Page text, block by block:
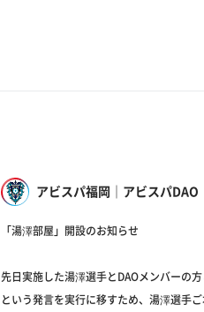
アビスパ福岡｜アビスパDAO
「湯澤部屋」開設のお知らせ
先日実施した湯澤選手とDAOメンバーの
という発言を実行に移すため、湯澤選手